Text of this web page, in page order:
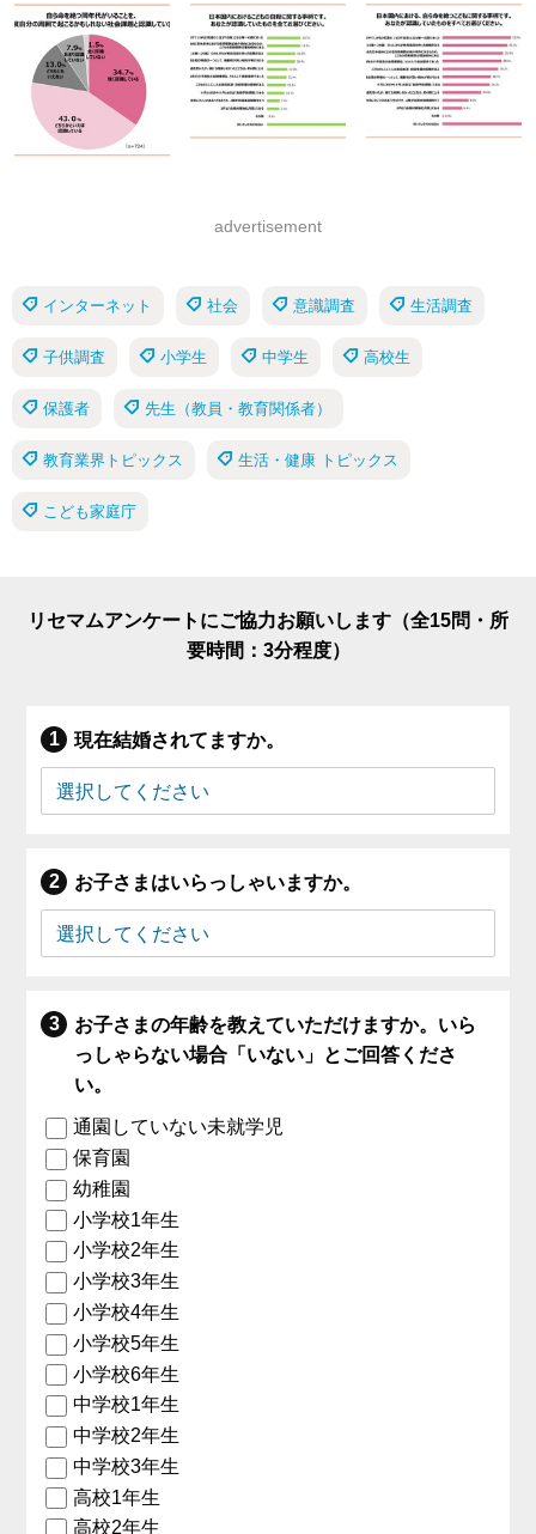
advertisement
インターネット 社会 意識調査 生活調査
子供調査 小学生 中学生 高校生
保護者 先生（教員・教育関係者）
教育業界トピックス 生活・健康 トピックス
こども家庭庁
リセマムアンケートにご協力お願いします（全15問・所
要時間：3分程度）
現在結婚されてますか。
お子さまはいらっしゃいますか。
お子さまの年齢を教えていただけますか。いら
っしゃらない場合「いない」とご回答くださ
い。
通園していない未就学児
保育園
幼稚園
小学校1年生
小学校2年生
小学校3年生
小学校4年生
小学校5年生
小学校6年生
中学校1年生
中学校2年生
中学校3年生
高校1年生
高校2年生